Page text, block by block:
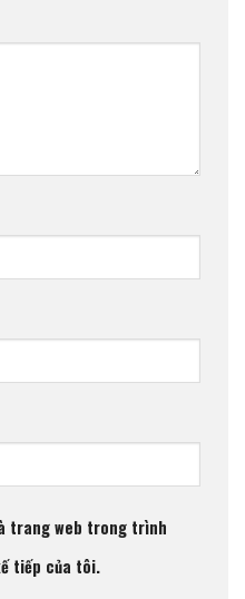
trang web trong trình
tiếp của tôi.